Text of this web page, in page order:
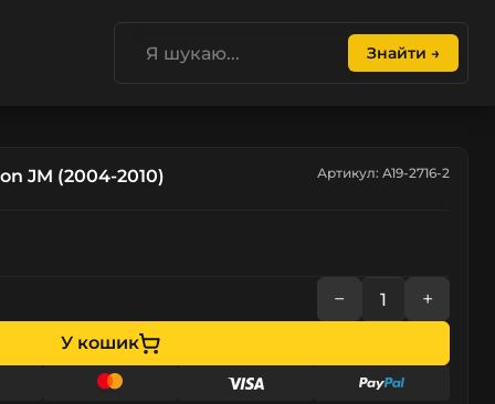
Знайти →
JM (2004-2010)
Артикул: A19-2716-2
− +
У кошик